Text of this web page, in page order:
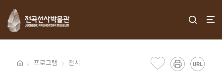
프로그램 전시